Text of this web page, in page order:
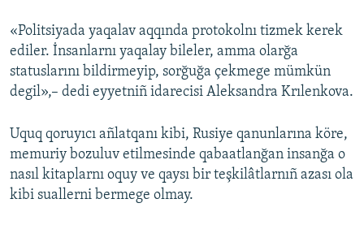
«Politsiyada yaqalav aqqında protokolnı tizmek kerek
ediler. İnsanlarnı yaqalay bileler, amma olarğa
statuslarını bildirmeyip, sorğuğa çekmege mümkün
degil»,– dedi eyyetniñ idarecisi Aleksandra Krılenkova.
Uquq qoruyıcı añlatqanı kibi, Rusiye qanunlarına köre,
memuriy bozuluv etilmesinde qabaatlanğan insanğa o
nasıl kitaplarnı oquy ve qaysı bir teşkilâtlarnıñ azası ola
kibi suallerni bermege olmay.